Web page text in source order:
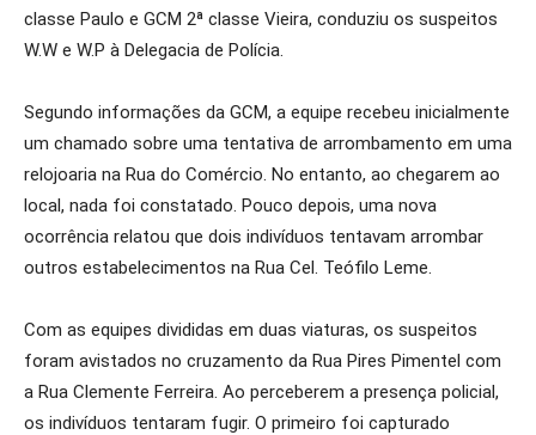
classe Paulo e GCM 2ª classe Vieira, conduziu os suspeitos
W.W e W.P à Delegacia de Polícia.
Segundo informações da GCM, a equipe recebeu inicialmente
um chamado sobre uma tentativa de arrombamento em uma
relojoaria na Rua do Comércio. No entanto, ao chegarem ao
local, nada foi constatado. Pouco depois, uma nova
ocorrência relatou que dois indivíduos tentavam arrombar
outros estabelecimentos na Rua Cel. Teófilo Leme.
Com as equipes divididas em duas viaturas, os suspeitos
foram avistados no cruzamento da Rua Pires Pimentel com
a Rua Clemente Ferreira. Ao perceberem a presença policial,
os indivíduos tentaram fugir. O primeiro foi capturado